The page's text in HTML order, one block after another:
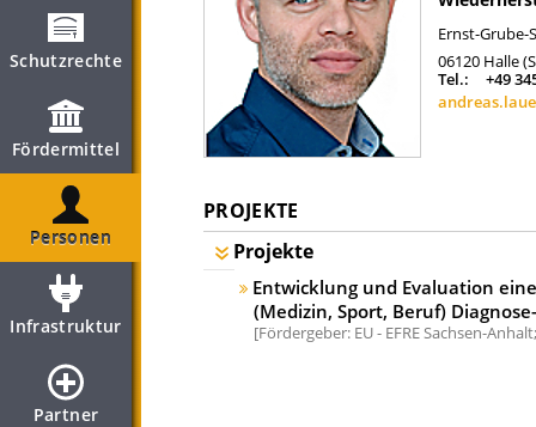
Schutzrechte
Fördermittel
Personen
Infrastruktur
Partner
Ernst-Grube-
06120 Halle
Tel.:
+49
PROJEKTE
Projekte
Entwicklung und Evaluation
(Medizin, Sport, Beruf)
Fördergeber: EU - EFRE Sachsen-Anhalt;